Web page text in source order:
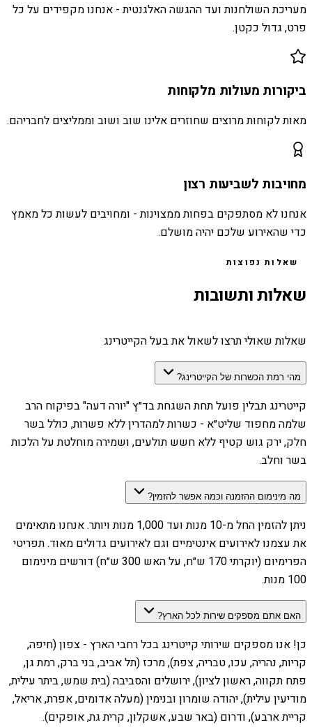
מעריכת השולחנות ועד ההגשה האלגנטית - אנחנו מקפידים על כל
פרט, גדול כקטן.
ביקורות מעולות מלקוחות
מאות לקוחות מרוצים שחוזרים אלינו שוב ושוב וממליצים לחבריהם.
מחויבות לשביעות רצון
אנחנו לא מסתפקים בפחות ממצוינות - ומחויבים לעשות כל מאמץ
כדי שהאירוע שלכם יהיה מושלם.
שאלות נפוצות
שאלות ותשובות
שאלות שאולי תרצו לשאול את בעל הקייטרינג
מהי רמת הכשרות של הקייטרינג?
קייטרינג תבלין פועל תחת השגחת בד״ץ "יורה דעה" בפיקוח הרב
שלמה מחפוד שליט״א - כשרות למהדרין ללא פשרות, כולל בשר
חלק, ירק גוש קטיף ללא חשש תולעים, ושמירה מוחלטת על הלכות
בשר וחלב.
מה מינימום ההזמנה וכמה אפשר להזמין?
ניתן להזמין החל מ-10 מנות ועד 1,000 מנות ויותר. אנחנו מתאימים
את עצמנו לאירועים אינטימיים וגם לאירועים גדולים מאוד. תפריטי
הפרימיום (יוקרתי 170 ש״ח, על האש 300 ש״ח) דורשים מינימום
100 מנות.
האם אתם מספקים שירות לכל הארץ?
כן! אנו מספקים שירותי קייטרינג בכל רחבי הארץ - צפון (חיפה,
קריות, נהריה, עכו, טבריה, צפת), מרכז (תל אביב, בני ברק, רמת גן,
פתח תקווה, ראשון לציון), ירושלים והסביבה (בית שמש, ביתר עילית,
מודיעין עילית), יהודה שומרון ובנימין (מעלה אדומים, אפרת, אריאל,
קריית ארבע), ודרום (באר שבע, אשקלון, קרית גת, אופקים).